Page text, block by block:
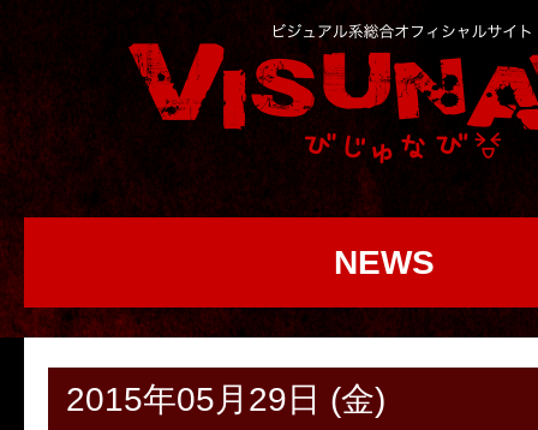
NEWS
2015年05月29日 (金)